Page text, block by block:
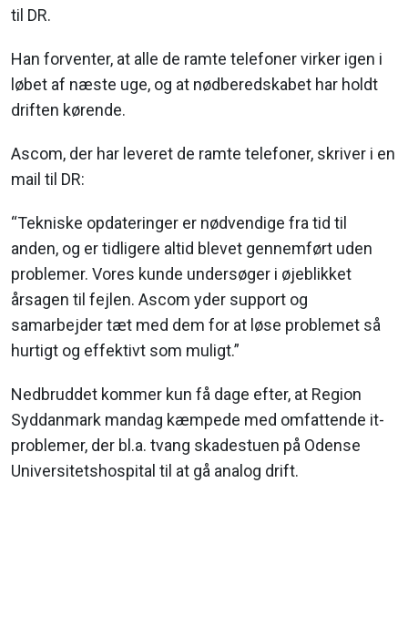
til DR.
Han forventer, at alle de ramte telefoner virker igen i
løbet af næste uge, og at nødberedskabet har holdt
driften kørende.
Ascom, der har leveret de ramte telefoner, skriver i en
mail til DR:
“Tekniske opdateringer er nødvendige fra tid til
anden, og er tidligere altid blevet gennemført uden
problemer. Vores kunde undersøger i øjeblikket
årsagen til fejlen. Ascom yder support og
samarbejder tæt med dem for at løse problemet så
hurtigt og effektivt som muligt.”
Nedbruddet kommer kun få dage efter, at Region
Syddanmark mandag kæmpede med omfattende it-
problemer, der bl.a. tvang skadestuen på Odense
Universitetshospital til at gå analog drift.